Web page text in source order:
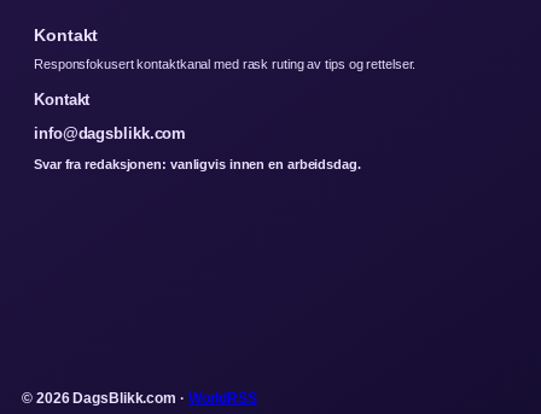
Kontakt
Responsfokusert kontaktkanal med rask ruting av tips og rettelser.
Kontakt
info@dagsblikk.com
Svar fra redaksjonen: vanligvis innen en arbeidsdag.
© 2026 DagsBlikk.com · WorldRSS